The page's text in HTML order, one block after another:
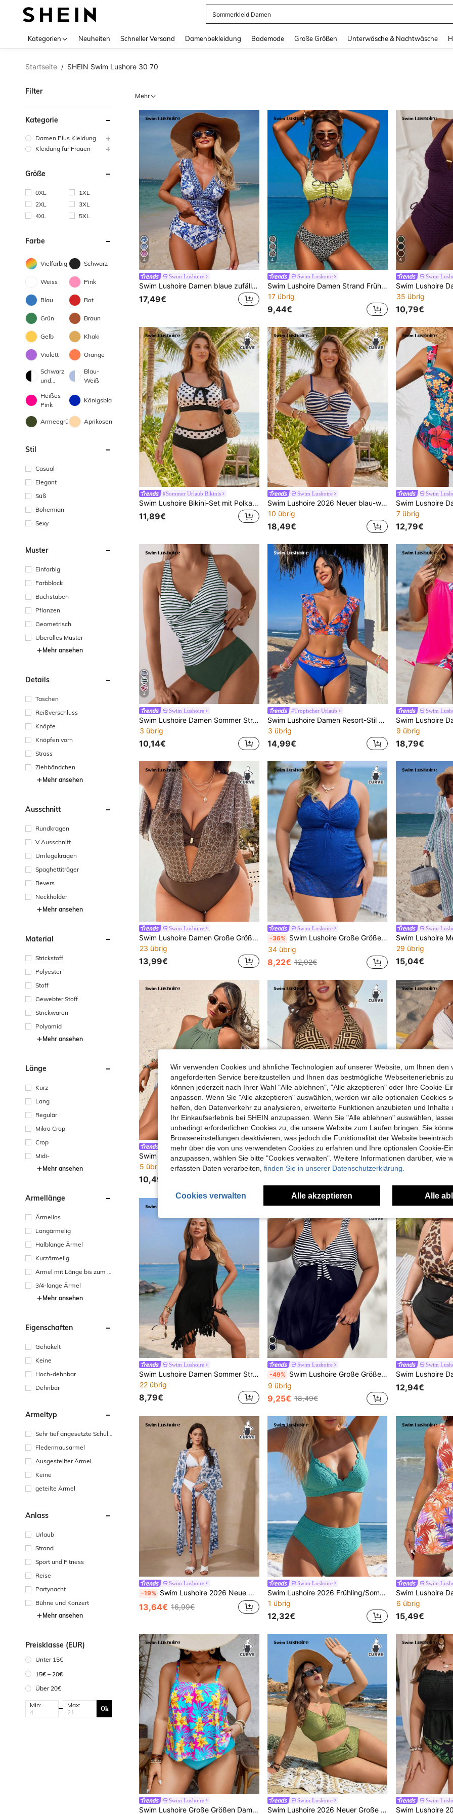
Sommerkleid Damen
Kategorien Neuheiten Schneller Versand Damenbekleidung Bademode Große Größen Unterwäsche & Nachtwäsche
Startseite / SHEIN Swim Lushore 30 70
Filter
Kategorie
Damen Plus Kleidung
Kleidung für Frauen
Größe
0XL
1XL
2XL
3XL
4XL
5XL
Farbe
Vielfarbig Schwarz
Weiss Pink
Blau Rot
Grün Braun
Gelb Khaki
Violett Orange
Schwarz
und
Blau-
Weiß
Heißes
Pink
Königsblau
Armeegrün Aprikosenfarben
Stil
Casual
Elegant
Süß
Bohemian
Sexy
Muster
Einfarbig
Farbblock
Buchstaben
Pflanzen
Geometrisch
Überalles Muster
Mehr ansehen
Details
Taschen
Reißverschluss
Knöpfe
Knöpfen vorn
Strass
Ziehbändchen
Mehr ansehen
Ausschnitt
Rundkragen
V Ausschnitt
Umlegekragen
Spaghettiträger
Revers
Neckholder
Mehr ansehen
Material
Strickstoff
Polyester
Stoff
Gewebter Stoff
Strickwaren
Polyamid
Mehr ansehen
Länge
Kurz
Lang
Regulär
Mikro Crop
Crop
Midi-
Mehr ansehen
Ärmellänge
Ärmellos
Langärmelig
Halblange Ärmel
Kurzärmelig
Ärmel mit Länge bis zum H
3/4-lange Ärmel
Mehr ansehen
Eigenschaften
Gehäkelt
Keine
Hoch-dehnbar
Dehnbar
Ärmeltyp
Sehr tief angesetzte Schult
Fledermausärmel
Ausgestellter Ärmel
Keine
geteilte Ärmel
Anlass
Urlaub
Strand
Sport und Fitness
Reise
Partynacht
Bühne und Konzert
Mehr ansehen
Preisklasse (EUR)
Unter 15€
15€ – 20€
Über 20€
Min: Max: Ok
Mehr
4
Swim Lushoire
Swim Lushoire Damen blaue zufälliges Muster V-Ausschnitt ärmelloses Tankini mit Kordelzug Hoher Taille Unterteil aus Bademode Stoff Lässige kurze Bademode
17,49€
4
Swim Lushoire
Swim Lushoire Damen Strand Frühling/Sommer Festival Spezialstoff Leoparden Muster Elegantes Bikini-Set mit Doppelträgern
17 übrig
9,44€
6
Swim
35 übrig
10,79€
#Sommer Urlaub Bikinis
Swim Lushoire Bikini-Set mit Polka-Dot-Muster für Damen in Große Größen
11,89€
Swim Lushoire
Swim Lushoire 2026 Neuer blau-weißer gestreifter Bikini-Set mit hoher Taille, Große Größen
10 übrig
18,49€
Swim
7 übrig
12,79€
4
Swim Lushoire
Swim Lushoire Damen Sommer Strand Cross-Over gestreiftes Tankini Badeanzug Set
3 übrig
10,14€
#Tropischer Urlaub
Swim Lushoire Damen Resort-Stil Bikini-Set in zwei Teilen: Tropisches Blatt-Muster Rüschen Flatterärmel Tiefer V Farbblock Badeoberteil + Hochtailliger Bikinihose, geeignet für Sommerurlaub am Strand, Frühjahrs- & Inselurlaub. Bescheidener Badeanzug in zwei Teilen. Hawaii-Muster Badeanzug
3 übrig
14,99€
Swim
9 übrig
18,79€
Swim Lushoire
Swim Lushoire Damen Große Größen 2 Stücke Set aus einfarbigem Top und Triangel-Bikini-Hose mit hoher Taille und Mesh-Muster, reife sexy Strand-Urlaubsmode
23 übrig
13,99€
Swim Lushoire
-36% Swim Lushoire Große Größen Damen 2 Stücke blaues Spitzen-Bikinioberteilen mit Kordelzug und einfarbigem Unterteil, bescheidener Urlaubs-Strandtankini-Set
34 übrig
8,22€ 12,92€
Swim
29 übrig
15,04€
Swim Lushoire
Swim Lushoire Damen Einfarbiger Badeanzug-Set für Urlaub & Strand
5 übrig
10,49€
Swim Lushoire
Swim Lushoire 2026 Neuer Sommer Strand Urlaub geometrischer Muster Frauen Große Größen Neckholder Bikini Set
19 übrig
Swim
21 übrig
Swim Lushoire
Swim Lushoire Damen Sommer Strand einfarbiges ärmelloses rückenfreies Quasten Batik Urlaubs Kleid
22 übrig
8,79€
Swim Lushoire
-49% Swim Lushoire Große Größen Gestreifte Baderock mit Knoten-Detail und Badeshorts für Damen
9 übrig
9,25€ 18,49€
Swim
12,94€
Swim Lushoire
-19% Swim Lushoire 2026 Neue Große Größen Frauen Lang Blumen Muster Strandkimono
13,64€ 16,99€
Swim Lushoire
Swim Lushoire 2026 Frühling/Sommer Neue Teal Blau einfarbige Jacquard Stoff Rüschen Bikini Set, modisch schlankend, süß, elegant, sexy, lässig, Rock Y2K Strand Party Volleyball Musik Festival Date Night Club Outfit
1 übrig
12,32€
Swim
6 übrig
15,49€
Swim Lushoire
Swim Lushoire Große Größen Damen Sommer Tropischer Blatt Blumen Muster bescheidenes Tankini Zweiteiler Badeanzug Set
Swim Lushoire
Swim Lushoire 2026 Neuer Große Größen Zweiteiler Olivgrün Stoff Rundhals-Design mit verstellbaren Trägern Frauen Bikini Set, geeignet für Sommer Strand und Urlaub
Swim
Wir verwenden Cookies und ähnliche Technologien auf unserer Website, um Ihnen den
angeforderten Service bereitzustellen und Ihnen das bestmögliche Webseitenerlebnis
können jederzeit nach Ihrer Wahl "Alle ablehnen", "Alle akzeptieren" oder Ihre Cookie-
anpassen. Wenn Sie "Alle akzeptieren" auswählen, werden wir alle optionalen Cookies
helfen, den Datenverkehr zu analysieren, erweiterte Funktionen anzubieten und Inhalte
Ihr Einkaufserlebnis bei SHEIN anzupassen. Wenn Sie "Alle ablehnen" auswählen,
unbedingt erforderlichen Cookies zu, die unsere Website zum Laufen bringen. Sie
Browsereinstellungen deaktivieren, was jedoch die Funktionalität der Website
mehr über die von uns verwendeten Cookies zu erfahren und Ihre optionalen Cookie-
anzupassen, wählen Sie bitte "Cookies verwalten". Weitere Informationen darüber, wie
erfassten Daten verarbeiten, finden Sie in unserer Datenschutzerklärung.
Cookies verwalten Alle akzeptieren Alle